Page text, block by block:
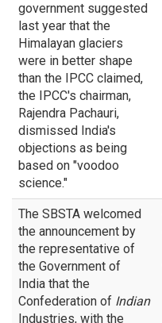
government suggested
last year that the
Himalayan glaciers
were in better shape
than the IPCC claimed,
the IPCC's chairman,
Rajendra Pachauri,
dismissed India's
objections as being
based on "voodoo
science."
The SBSTA welcomed
the announcement by
the representative of
the Government of
India that the
Confederation of Indian
Industries, with the